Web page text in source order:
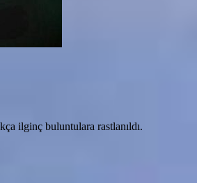
ilginç buluntulara rastlanıldı.